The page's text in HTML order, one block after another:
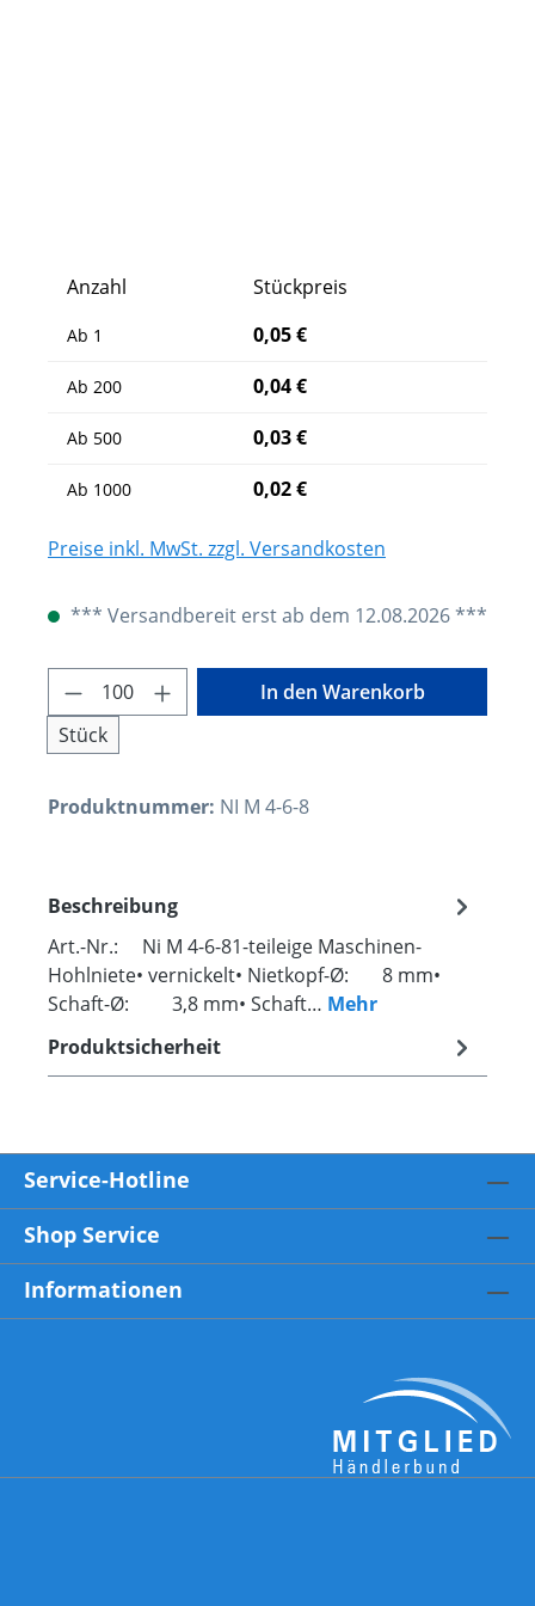
Anzahl Stückpreis
Ab 1 0,05 €
Ab 200 0,04 €
Ab 500 0,03 €
Ab 1000 0,02 €
Preise inkl. MwSt. zzgl. Versandkosten
*** Versandbereit erst ab dem 12.08.2026 ***
Produkt Anzahl: Gib den
Stück
In den Warenkorb
Produktnummer: NI M 4-6-8
Beschreibung
Art.-Nr.: Ni M 4-6-81-teileige Maschinen-
Hohlniete• vernickelt• Nietkopf-Ø: 8 mm•
Schaft-Ø: 3,8 mm• Schaft… Mehr
Produktsicherheit
Service-Hotline
Shop Service
Informationen